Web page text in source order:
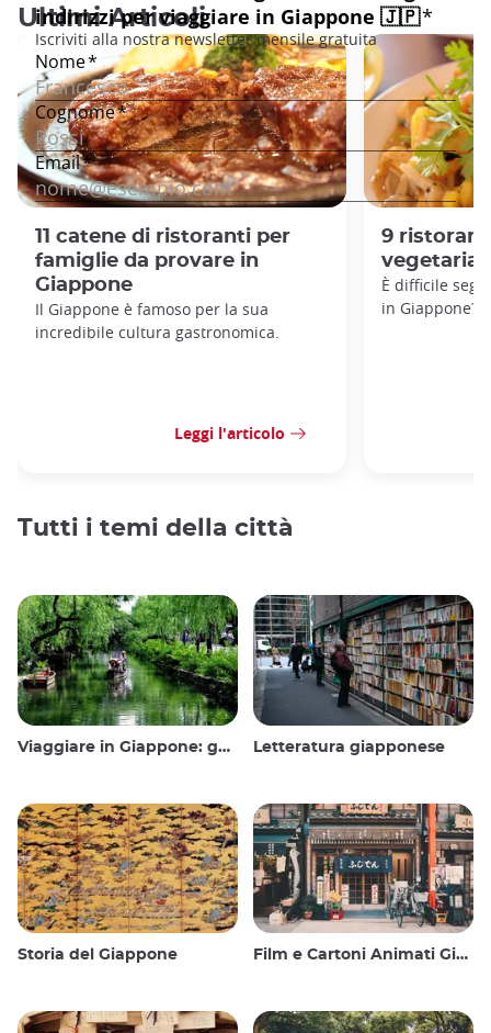
Ultimi Articoli
11 catene di ristoranti per
famiglie da provare in
Giappone
Il Giappone è famoso per la sua
incredibile cultura gastronomica.
Leggi l'articolo
9
È difficile
in Giappone?
Tutti i temi della città
Viaggiare in Giappone: guida e consigli Letteratura giapponese
Storia del Giappone Film e Cartoni Animati Giapponesi